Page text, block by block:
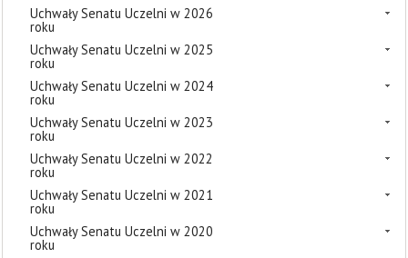
Uchwały Senatu Uczelni w 2026
roku
Uchwały Senatu Uczelni w 2025
roku
Uchwały Senatu Uczelni w 2024
roku
Uchwały Senatu Uczelni w 2023
roku
Uchwały Senatu Uczelni w 2022
roku
Uchwały Senatu Uczelni w 2021
roku
Uchwały Senatu Uczelni w 2020
roku